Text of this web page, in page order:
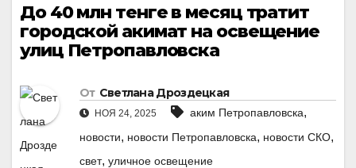
До 40 млн тенге в месяц тратит
городской акимат на освещение
улиц Петропавловска
От Светлана Дроздецкая
НОЯ 24, 2025 аким Петропавловска,
новости, новости Петропавловска, новости СКО,
свет, уличное освещение